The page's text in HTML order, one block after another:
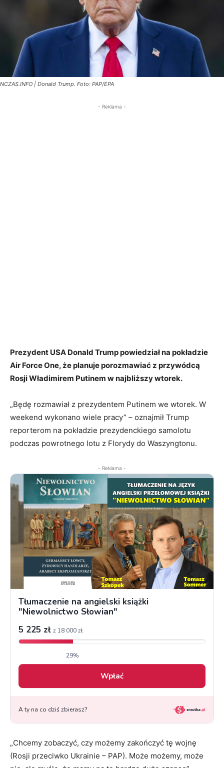
NCZAS.INFO | Donald Trump. Foto: PAP/EPA
- Reklama -
Prezydent USA Donald Trump powiedział na pokładzie
Air Force One, że planuje porozmawiać z przywódcą
Rosji Władimirem Putinem w najbliższy wtorek.
„Będę rozmawiał z prezydentem Putinem we wtorek. W
weekend wykonano wiele pracy” – oznajmił Trump
reporterom na pokładzie prezydenckiego samolotu
podczas powrotnego lotu z Florydy do Waszyngtonu.
- Reklama -
„Chcemy zobaczyć, czy możemy zakończyć tę wojnę
(Rosji przeciwko Ukrainie – PAP). Może możemy, może